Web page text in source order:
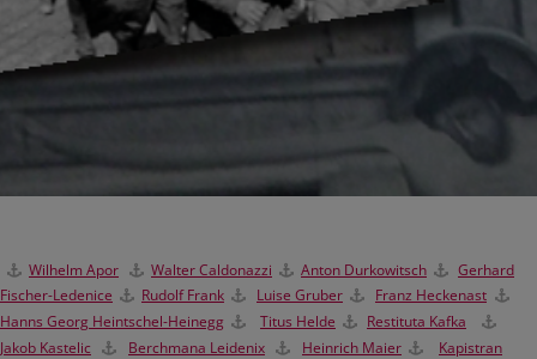
Wilhelm Apor Walter Caldonazzi Anton Durkowitsch
Gerhard
Fischer-Ledenice
Rudolf Frank Luise Gruber
Franz Heckenast
Hanns Georg Heintschel-Heinegg
Titus Helde
Restituta Kafka
Jakob Kastelic
Berchmana Leidenix Heinrich Maier
Kapistran